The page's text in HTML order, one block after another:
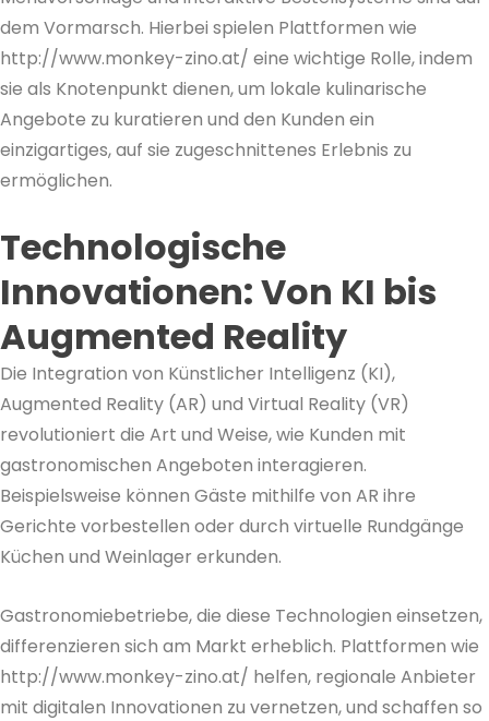
dem Vormarsch. Hierbei spielen Plattformen wie
http://www.monkey-zino.at/ eine wichtige Rolle, indem
sie als Knotenpunkt dienen, um lokale kulinarische
Angebote zu kuratieren und den Kunden ein
einzigartiges, auf sie zugeschnittenes Erlebnis zu
ermöglichen.
Technologische
Innovationen: Von KI bis
Augmented Reality
Die Integration von Künstlicher Intelligenz (KI),
Augmented Reality (AR) und Virtual Reality (VR)
revolutioniert die Art und Weise, wie Kunden mit
gastronomischen Angeboten interagieren.
Beispielsweise können Gäste mithilfe von AR ihre
Gerichte vorbestellen oder durch virtuelle Rundgänge
Küchen und Weinlager erkunden.
Gastronomiebetriebe, die diese Technologien einsetzen,
differenzieren sich am Markt erheblich. Plattformen wie
http://www.monkey-zino.at/ helfen, regionale Anbieter
mit digitalen Innovationen zu vernetzen, und schaffen so